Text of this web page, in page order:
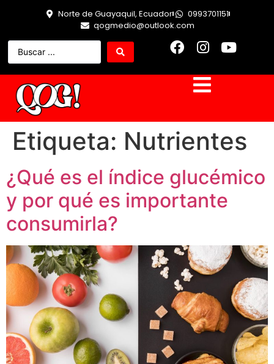
Norte de Guayaquil, Ecuador
0993701151
qogmedio@outlook.com
Etiqueta: Nutrientes
¿Qué es el índice glucémico
y por qué es importante
consumirla?